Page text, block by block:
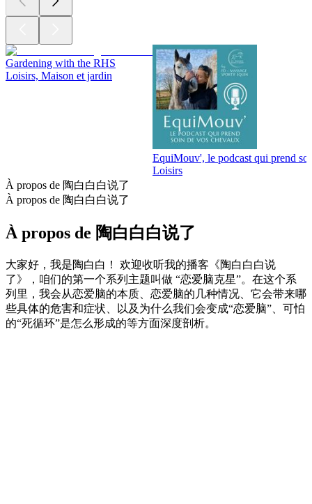
Gardening with the RHS
Loisirs, Maison et jardin
EquiMouv', le podcast qui prend
Loisirs
À propos de 陶白白白说了
À propos de 陶白白白说了
À propos de 陶白白白说了
大家好，我是陶白白！ 欢迎收听我的播客《陶白白白说
了》，咱们的第一个系列主题叫做 “恋爱脑克星”。在这个系
列里，我会从恋爱脑的本质、恋爱脑的几种情况、它会带来哪
些具体的危害和症状、以及为什么我们会变成“恋爱脑”、可怕
的“死循环”是怎么形成的等方面深度剖析。